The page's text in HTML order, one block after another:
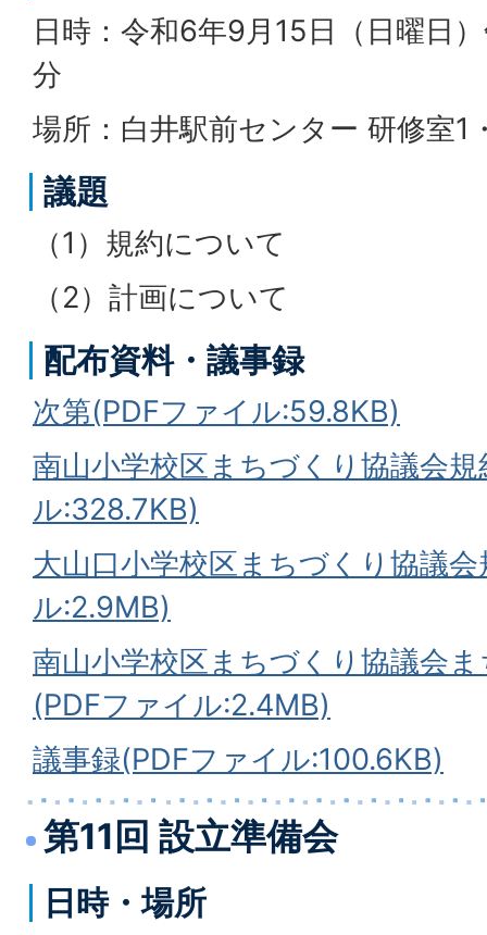
日時：令和6年9月15日（日曜日
分
場所：白井駅前センター 研修室1
議題
（1）規約について
（2）計画について
配布資料・議事録
次第(PDFファイル:59.8KB)
南山小学校区まちづくり協議会
ル:328.7KB)
大山口小学校区まちづくり協議
ル:2.9MB)
南山小学校区まちづくり協議会
(PDFファイル:2.4MB)
議事録(PDFファイル:100.6KB)
第11回 設立準備会
日時・場所